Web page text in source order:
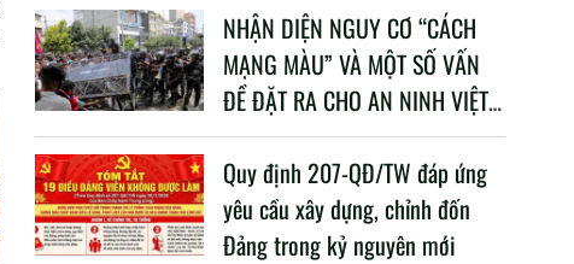
NHẬN DIỆN NGUY CƠ “CÁCH
MẠNG MÀU” VÀ MỘT SỐ VẤN
ĐỀ ĐẶT RA CHO AN NINH VIỆT
NAM TRONG BỐI CẢNH HIỆN
NAY
Quy định 207-QĐ/TW đáp ứng
yêu cầu xây dựng, chỉnh đốn
Đảng trong kỷ nguyên mới